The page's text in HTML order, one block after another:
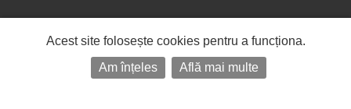
Acest site folosește cookies pentru a funcționa.
Am înțeles
Află mai multe